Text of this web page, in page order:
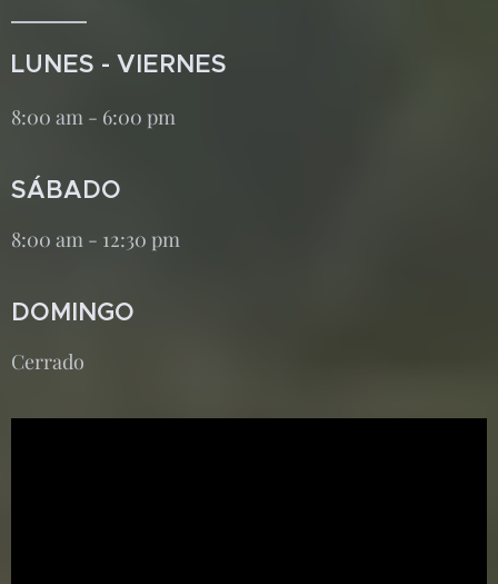
LUNES - VIERNES
8:00 am - 6:00 pm
SÁBADO
8:00 am - 12:30 pm
DOMINGO
Cerrado